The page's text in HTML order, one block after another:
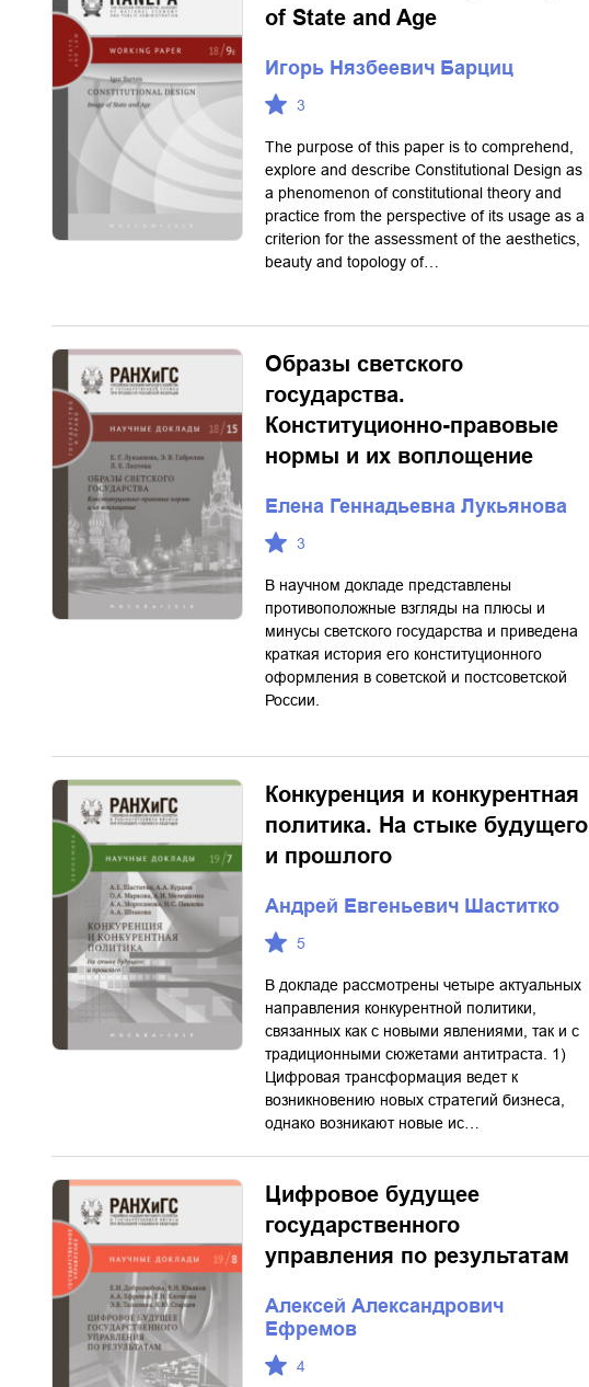
of State and Age
Игорь Нязбеевич Барциц
3
The purpose of this paper is to comprehend,
explore and describe Constitutional Design as
a phenomenon of constitutional theory and
practice from the perspective of its usage as a
criterion for the assessment of the aesthetics,
beauty and topology of…
Образы светского
государства.
Конституционно-правовые
нормы и их воплощение
Елена Геннадьевна Лукьянова
3
В научном докладе представлены
противоположные взгляды на плюсы и
минусы светского государства и приведена
краткая история его конституционного
оформления в советской и постсоветской
России.
Конкуренция и конкурентная
политика. На стыке будущего
и прошлого
Андрей Евгеньевич Шаститко
5
В докладе рассмотрены четыре актуальных
направления конкурентной политики,
связанных как с новыми явлениями, так и с
традиционными сюжетами антитраста. 1)
Цифровая трансформация ведет к
возникновению новых стратегий бизнеса,
однако возникают новые ис…
Цифровое будущее
государственного
управления по результатам
Алексей Александрович
Ефремов
4